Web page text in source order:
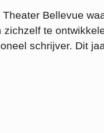
Bellevue
te
schrijver. Dit